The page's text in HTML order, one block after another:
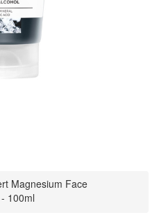
Magnesium Face
100ml